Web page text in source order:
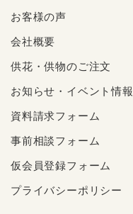
お客様の声
会社概要
供花・供物のご注文
お知らせ・イベント情報
資料請求フォーム
事前相談フォーム
仮会員登録フォーム
プライバシーポリシー